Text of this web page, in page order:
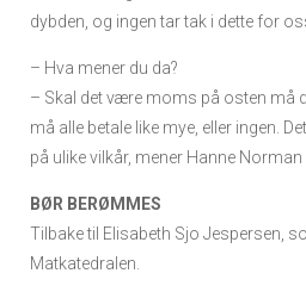
dybden, og ingen tar tak i dette for
– Hva mener du da?
– Skal det være moms på osten må
må alle betale like mye, eller ingen.
på ulike vilkår, mener Hanne Norman
BØR BERØMMES
Tilbake til Elisabeth Sjo Jespersen,
Matkatedralen.